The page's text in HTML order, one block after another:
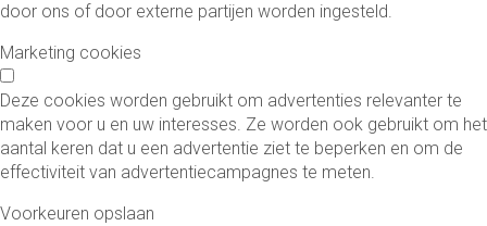
door ons of door externe partijen worden ingesteld.
Marketing cookies
Deze cookies worden gebruikt om advertenties relevanter te
maken voor u en uw interesses. Ze worden ook gebruikt om het
aantal keren dat u een advertentie ziet te beperken en om de
effectiviteit van advertentiecampagnes te meten.
Voorkeuren opslaan